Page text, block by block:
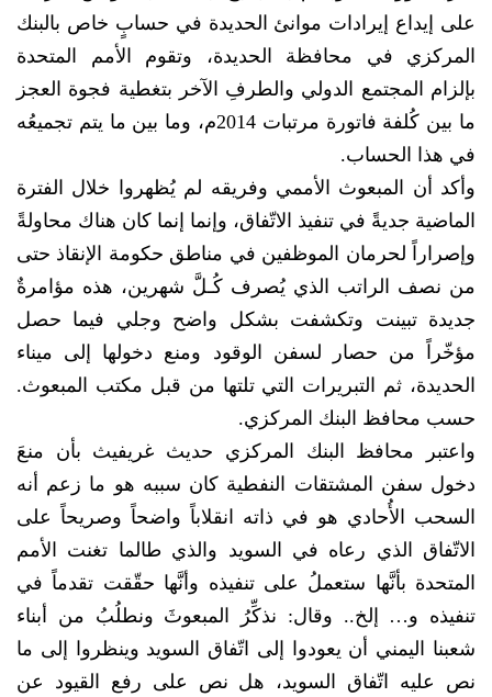
على إيداع إيرادات موانئ الحديدة في حسابٍ خاص بالبنك
المركزي في محافظة الحديدة، وتقوم الأمم المتحدة
بإلزام المجتمع الدولي والطرفِ الآخر بتغطية فجوة العجز
ما بين كُلفة فاتورة مرتبات 2014م، وما بين ما يتم تجميعُه
في هذا الحساب.
وأكد أن المبعوث الأممي وفريقه لم يُظهروا خلال الفترة
الماضية جديةً في تنفيذ الاتّفاق، وإنما إنما كان هناك محاولةً
وإصراراً لحرمان الموظفين في مناطق حكومة الإنقاذ حتى
من نصف الراتب الذي يُصرف كُـلَّ شهرين، هذه مؤامرةٌ
جديدة تبينت وتكشفت بشكل واضح وجلي فيما حصل
مؤخّراً من حصار لسفن الوقود ومنع دخولها إلى ميناء
الحديدة، ثم التبريرات التي تلتها من قبل مكتب المبعوث.
حسب محافظ البنك المركزي.
واعتبر محافظ البنك المركزي حديث غريفيث بأن منعَ
دخول سفن المشتقات النفطية كان سببه هو ما زعم أنه
السحب الأُحادي هو في ذاته انقلاباً واضحاً وصريحاً على
الاتّفاق الذي رعاه في السويد والذي طالما تغنت الأمم
المتحدة بأنَّها ستعملُ على تنفيذه وأنَّها حقّقت تقدماً في
تنفيذه و… إلخ.. وقال: نذكِّرُ المبعوثَ ونطلُبُ من أبناء
شعبنا اليمني أن يعودوا إلى اتّفاق السويد وينظروا إلى ما
نص عليه اتّفاق السويد، هل نص على رفع القيود عن